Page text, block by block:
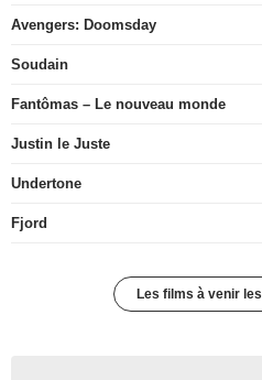
Avengers: Doomsday
Soudain
Fantômas – Le nouveau monde
Justin le Juste
Undertone
Fjord
Les films à venir